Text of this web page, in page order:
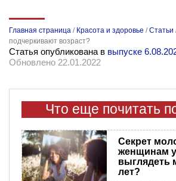
Главная страница / Красота и здоровье /Статьи
подчеркивают возраст?
Статья опубликована в выпуске
Обновлено 22.01.2022
Что еще почитать
Секрет
женщинам
выглядеть
лет?